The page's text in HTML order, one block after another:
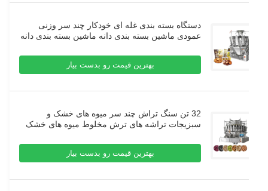
دستگاه بسته بندی غله ای خودکار چند سر وزنی
عمودی ماشین بسته بندی دانه ماشین بسته بندی دانه
بهترین قیمت رو بدست بیار
32 تن سنگ تراش چند سر میوه های خشک و
سبزیجات تراشه های ترش مخلوط میوه های خشک
بهترین قیمت رو بدست بیار